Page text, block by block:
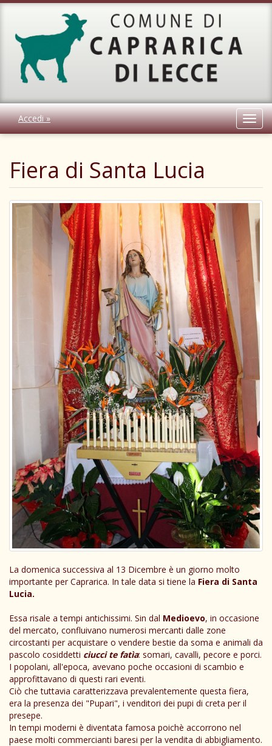
Accedi »
Fiera di Santa Lucia
La domenica successiva al 13 Dicembre è un giorno molto
importante per Caprarica. In tale data si tiene la Fiera di Santa
Lucia.
Essa risale a tempi antichissimi. Sin dal Medioevo, in occasione
del mercato, confluivano numerosi mercanti dalle zone
circostanti per acquistare o vendere bestie da soma e animali da
pascolo cosiddetti ciucci te fatìa: somari, cavalli, pecore e porci.
I popolani, all'epoca, avevano poche occasioni di scambio e
approfittavano di questi rari eventi.
Ciò che tuttavia caratterizzava prevalentemente questa fiera,
era la presenza dei "Pupari", i venditori dei pupi di creta per il
presepe.
In tempi moderni è diventata famosa poichè accorrono nel
paese molti commercianti baresi per la vendita di abbigliamento.